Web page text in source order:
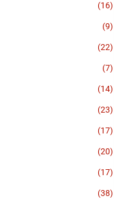
(16)
(9)
(22)
(7)
(14)
(23)
(17)
(20)
(17)
(38)